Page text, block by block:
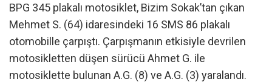
BPG 345 plakalı motosiklet, Bizim Sokak’tan çıkan
Mehmet S. (64) idaresindeki 16 SMS 86 plakalı
otomobille çarpıştı. Çarpışmanın etkisiyle devrilen
motosikletten düşen sürücü Ahmet G. ile
motosiklette bulunan A.G. (8) ve A.G. (3) yaralandı.